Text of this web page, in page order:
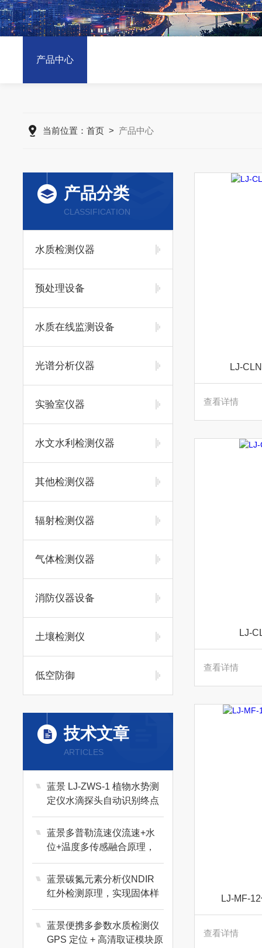
产品中心
当前位置： 首页 > 产品中心
产品分类
CLASSIFICATION
水质检测仪器
预处理设备
水质在线监测设备
光谱分析仪器
实验室仪器
水文水利检测仪器
其他检测仪器
辐射检测仪器
气体检测仪器
消防仪器设备
土壤检测仪
低空防御
技术文章
ARTICLES
蓝景 LJ‑ZWS‑1 植物水势测
定仪水滴探头自动识别终点
原理
蓝景多普勒流速仪流速+水
位+温度多传感融合原理，
速度面积法精准测算流量
蓝景碳氮元素分析仪NDIR
红外检测原理，实现固体样
品碳氮低检出限稳定分析
蓝景便携多参数水质检测仪
GPS 定位 + 高清取证模块原
LJ-
查看详情
LJ-
查看详情
LJ-MF-
查看详情